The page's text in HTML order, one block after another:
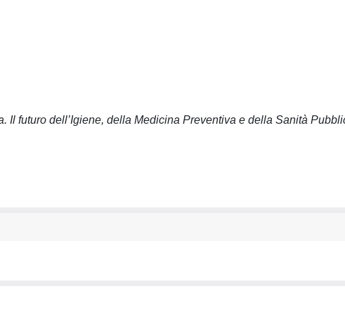
futuro dell’Igiene, della Medicina Preventiva e della Sanità